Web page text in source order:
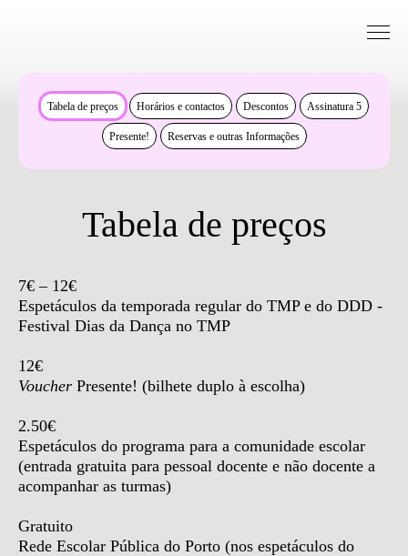
Bilheteira
Tabela de preços Horários e contactos Descontos Assinatura 5
Presente! Reservas e outras Informações
Tabela de preços
7€ – 12€
Espetáculos da temporada regular do TMP e do DDD -
Festival Dias da Dança no TMP
12€
Voucher Presente! (bilhete duplo à escolha)
2.50€
Espetáculos do programa para a comunidade escolar
(entrada gratuita para pessoal docente e não docente a
acompanhar as turmas)
Gratuito
Rede Escolar Pública do Porto (nos espetáculos do